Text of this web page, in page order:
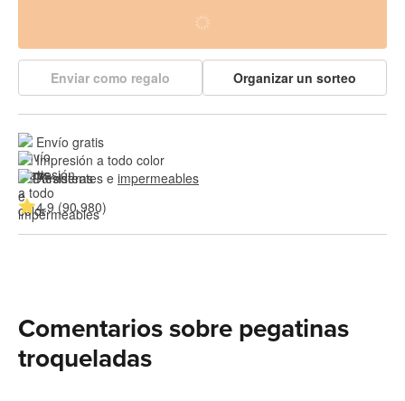
Enviar como regalo Organizar un sorteo
Envío gratis
Impresión a todo color
Resistentes e impermeables
4.9 (90.980)
Comentarios sobre pegatinas
troqueladas